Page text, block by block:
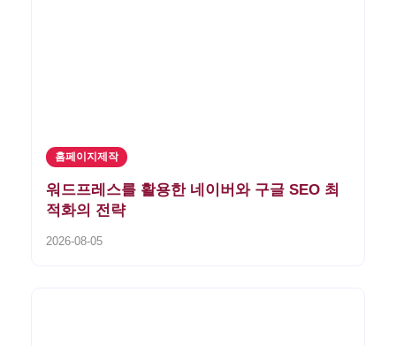
홈페이지제작
워드프레스를 활용한 네이버와 구글 SEO 최
적화의 전략
2026-08-05